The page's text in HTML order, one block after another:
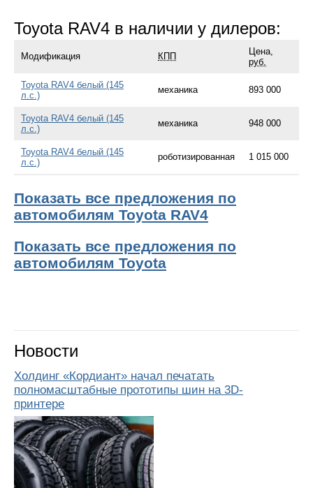
Toyota RAV4 в наличии у дилеров:
Модификация КПП
Цена,
руб.
Toyota RAV4 белый (145
л.с.)
механика 893 000
Toyota RAV4 белый (145
л.с.)
механика 948 000
Toyota RAV4 белый (145
л.с.)
роботизированная 1 015 000
Показать все предложения по
автомобилям Toyota RAV4
Показать все предложения по
автомобилям Toyota
Новости
Холдинг «Кордиант» начал печатать
полномасштабные прототипы шин на 3D-
принтере